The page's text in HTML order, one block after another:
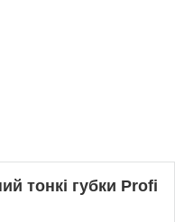
тонкі губки Profi